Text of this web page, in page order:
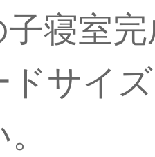
寝室完
サイ